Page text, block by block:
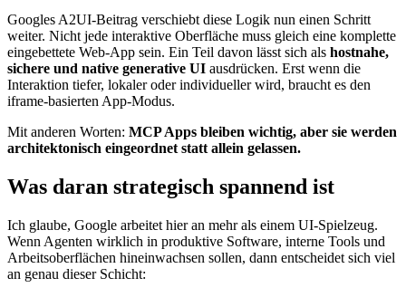
Googles A2UI-Beitrag verschiebt diese Logik nun einen Schritt
weiter. Nicht jede interaktive Oberfläche muss gleich eine komplette
eingebettete Web-App sein. Ein Teil davon lässt sich als hostnahe,
sichere und native generative UI ausdrücken. Erst wenn die
Interaktion tiefer, lokaler oder individueller wird, braucht es den
iframe-basierten App-Modus.
Mit anderen Worten: MCP Apps bleiben wichtig, aber sie werden
architektonisch eingeordnet statt allein gelassen.
Was daran strategisch spannend ist
Ich glaube, Google arbeitet hier an mehr als einem UI-Spielzeug.
Wenn Agenten wirklich in produktive Software, interne Tools und
Arbeitsoberflächen hineinwachsen sollen, dann entscheidet sich viel
an genau dieser Schicht: